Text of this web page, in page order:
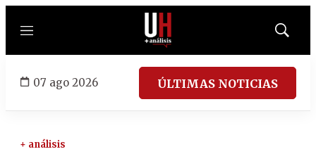
Menú
Mostrar
07 ago 2026 ÚLTIMAS NOTICIAS
+ análisis